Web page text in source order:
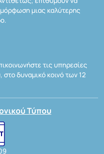
μιας καλύτερης
τις υπηρεσίες
δυναμικό κοινό των 12
Τύπου